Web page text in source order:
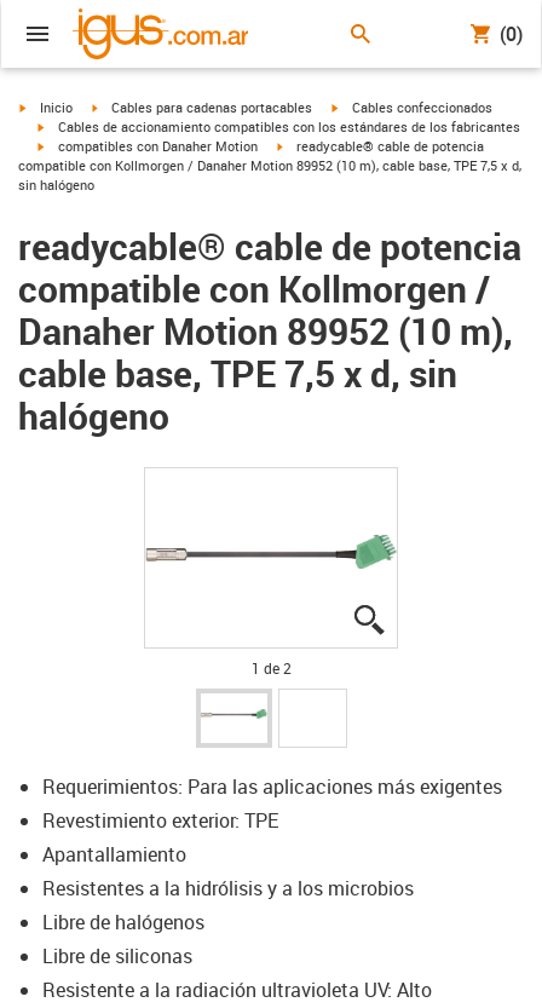
(0)
igus-icon-arrow-right
Inicio igus-icon-arrow-right
Cables para cadenas portacables igus-icon-arrow-right
Cables confeccionados
igus-icon-arrow-right
Cables de accionamiento compatibles con los estándares de los fabricantes
igus-icon-arrow-right
compatibles con Danaher Motion igus-icon-arrow-right
readycable® cable de potencia
compatible con Kollmorgen / Danaher Motion 89952 (10 m), cable base, TPE 7,5 x d,
sin halógeno
readycable® cable de potencia
compatible con Kollmorgen /
Danaher Motion 89952 (10 m),
cable base, TPE 7,5 x d, sin
halógeno
1 de 2
Requerimientos: Para las aplicaciones más exigentes
Revestimiento exterior: TPE
Apantallamiento
Resistentes a la hidrólisis y a los microbios
Libre de halógenos
Libre de siliconas
Resistente a la radiación ultravioleta UV: Alto